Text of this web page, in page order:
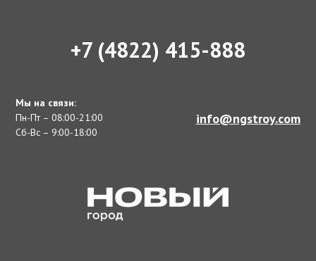
+7 (4822) 415-888
Мы на связи:
Пн-Пт – 08:00-21:00
Сб-Вс – 9:00-18:00
info@ngstroy.com